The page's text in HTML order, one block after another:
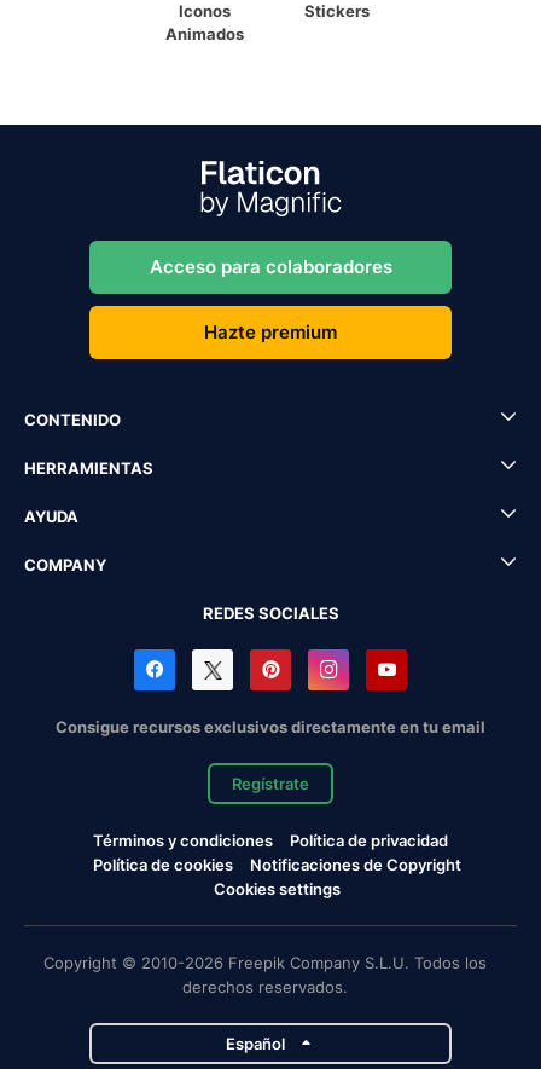
Iconos
Animados
Stickers
Acceso para colaboradores
Hazte premium
CONTENIDO
HERRAMIENTAS
AYUDA
COMPANY
REDES SOCIALES
Consigue recursos exclusivos directamente en tu email
Regístrate
Términos y condiciones
Política de privacidad
Política de cookies
Notificaciones de Copyright
Cookies settings
Copyright © 2010-2026 Freepik Company S.L.U. Todos los
derechos reservados.
Español